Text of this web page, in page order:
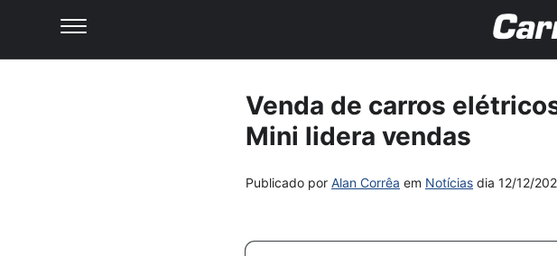
Venda de carros
Mini lidera vendas
Publicado por Alan Corrêa em Notícias dia 12/12/